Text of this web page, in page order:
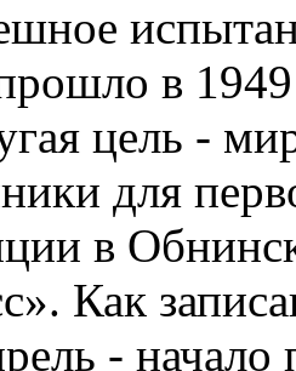
в 1949
цель -
для
в
Как
-